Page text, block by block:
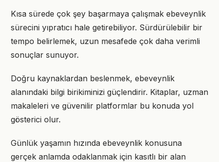
Kısa sürede çok şey başarmaya çalışmak ebeveynlik
sürecini yıpratıcı hale getirebiliyor. Sürdürülebilir bir
tempo belirlemek, uzun mesafede çok daha verimli
sonuçlar sunuyor.
Doğru kaynaklardan beslenmek, ebeveynlik
alanındaki bilgi birikiminizi güçlendirir. Kitaplar, uzman
makaleleri ve güvenilir platformlar bu konuda yol
gösterici olur.
Günlük yaşamın hızında ebeveynlik konusuna
gerçek anlamda odaklanmak için kasıtlı bir alan